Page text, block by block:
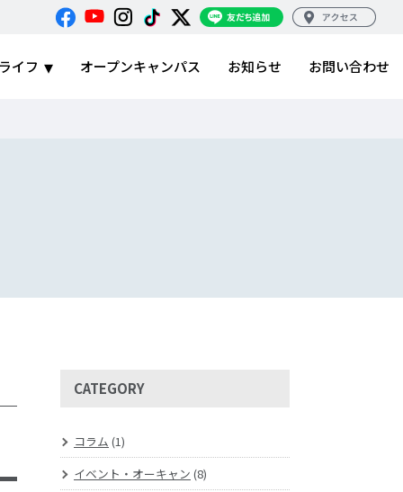
イフ オープンキャンパス お知らせ お問い合わせ
CATEGORY
コラム (1)
イベント・オーキャン (8)